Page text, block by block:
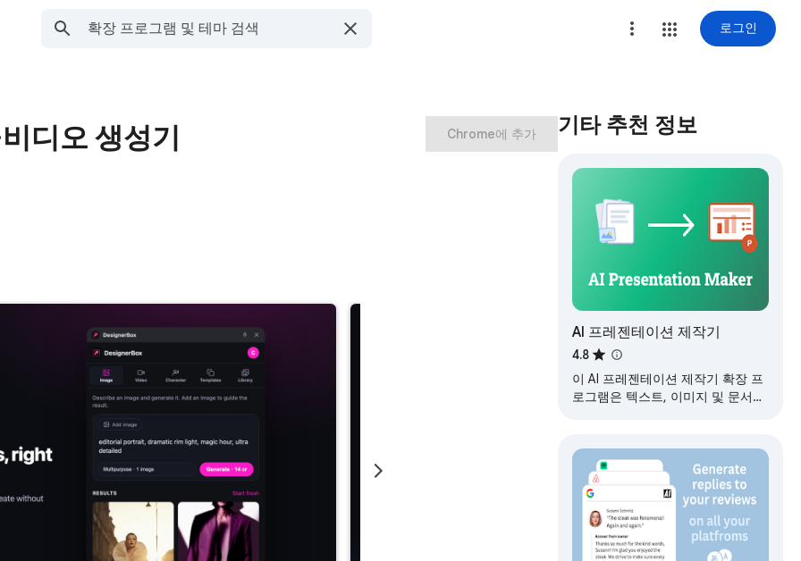
로그인
디오 생성기 Chrome에 추가 기타 추천 정보
AI 프레젠테이션 제작기
4.8
이 AI 프레젠테이션 제작기 확장 프
로그램은 텍스트, 이미지 및 문서를